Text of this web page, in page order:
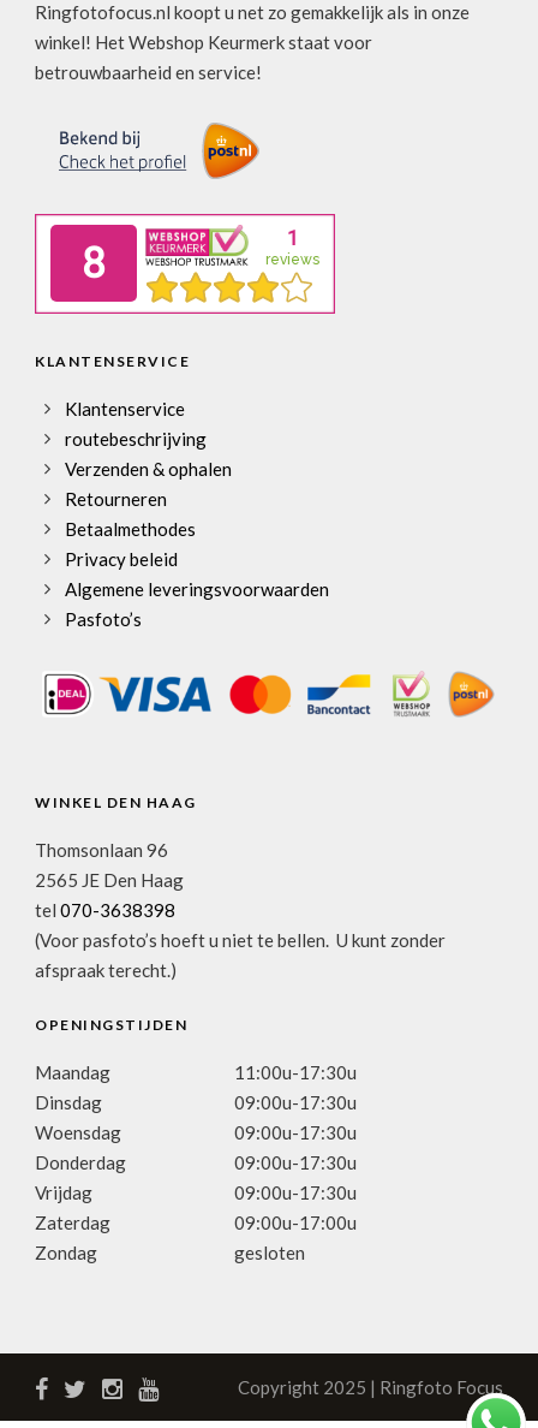
Ringfotofocus.nl koopt u net zo gemakkelijk als in onze
winkel! Het Webshop Keurmerk staat voor
betrouwbaarheid en service!
KLANTENSERVICE
Klantenservice
routebeschrijving
Verzenden & ophalen
Retourneren
Betaalmethodes
Privacy beleid
Algemene leveringsvoorwaarden
Pasfoto’s
WINKEL DEN HAAG
Thomsonlaan 96
2565 JE Den Haag
tel 070-3638398
(Voor pasfoto’s hoeft u niet te bellen. U kunt zonder
afspraak terecht.)
OPENINGSTIJDEN
Maandag
11:00u-17:30u
Dinsdag
09:00u-17:30u
Woensdag
09:00u-17:30u
Donderdag
09:00u-17:30u
Vrijdag
09:00u-17:30u
Zaterdag
09:00u-17:00u
Zondag
gesloten
Copyright 2025 | Ringfoto Focus